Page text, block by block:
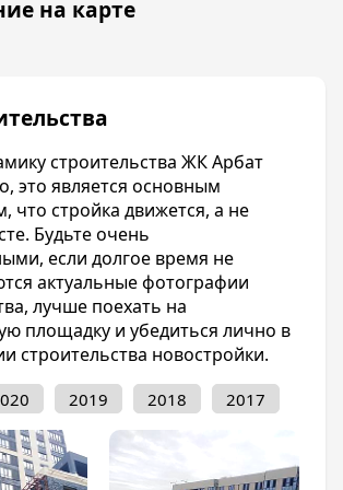
ЖК Арбат находится в самом
(200 метров от
по торговым центрам.
находится сквер, а в километре –
где можно погулять и
несколько детских
№ 5, № 10. В шаговой
находятся поликлиники,
рестораны.
ЖК Арбат предусмотрены под
помещения: выставки, офисы,
клубы.
на карте
строительства ЖК Арбат
это является основным
что стройка движется, а не
Будьте очень
если долгое время не
актуальные фотографии
лучше поехать на
площадку и убедиться лично в
строительства новостройки.
2019 2018 2017